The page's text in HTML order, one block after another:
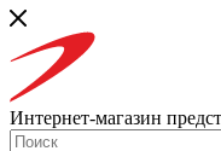
Интернет-магазин